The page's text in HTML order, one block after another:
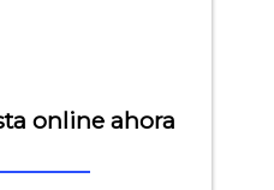
online ahora